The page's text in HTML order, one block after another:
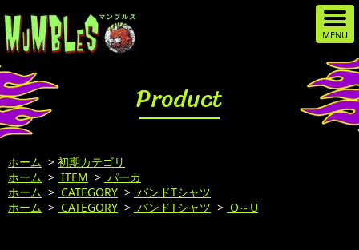
Product
ホーム > 初期カテゴリ
ホーム > ITEM > パーカ
ホーム > CATEGORY > バンドTシャツ
ホーム > CATEGORY > バンドTシャツ > O～U